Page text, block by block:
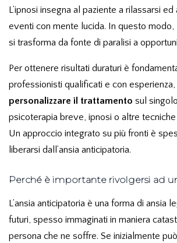
L’ipnosi insegna al paziente a rilassarsi
eventi con mente lucida. In questo modo,
si trasforma da fonte di paralisi a
Per ottenere risultati duraturi è
professionisti qualificati e con
personalizzare il trattamento sul
psicoterapia breve, ipnosi o altre
Un approccio integrato su più fronti è
liberarsi dall’ansia anticipatoria.
Perché è importante rivolgersi ad
L’ansia anticipatoria è una forma di ansia
futuri, spesso immaginati in maniera
persona che ne soffre. Se inizialmente